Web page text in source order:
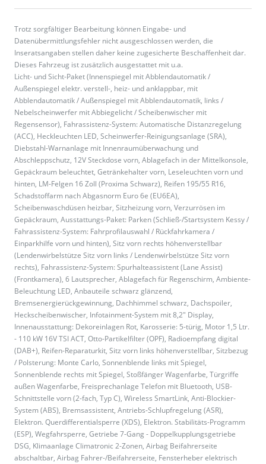
Trotz sorgfältiger Bearbeitung können Eingabe- und
Datenübermittlungsfehler nicht ausgeschlossen werden, die
Inseratsangaben stellen daher keine zugesicherte Beschaffenheit dar.
Dieses Fahrzeug ist zusätzlich ausgestattet mit u.a.
Licht- und Sicht-Paket (Innenspiegel mit Abblendautomatik /
Außenspiegel elektr. verstell-, heiz- und anklappbar, mit
Abblendautomatik / Außenspiegel mit Abblendautomatik, links /
Nebelscheinwerfer mit Abbiegelicht / Scheibenwischer mit
Regensensor), Fahrassistenz-System: Automatische Distanzregelung
(ACC), Heckleuchten LED, Scheinwerfer-Reinigungsanlage (SRA),
Diebstahl-Warnanlage mit Innenraumüberwachung und
Abschleppschutz, 12V Steckdose vorn, Ablagefach in der Mittelkonsole,
Gepäckraum beleuchtet, Getränkehalter vorn, Leseleuchten vorn und
hinten, LM-Felgen 16 Zoll (Proxima Schwarz), Reifen 195/55 R16,
Schadstoffarm nach Abgasnorm Euro 6e (EU6EA),
Scheibenwaschdüsen heizbar, Sitzheizung vorn, Verzurrösen im
Gepäckraum, Ausstattungs-Paket: Parken (Schließ-/Startsystem Kessy /
Fahrassistenz-System: Fahrprofilauswahl / Rückfahrkamera /
Einparkhilfe vorn und hinten), Sitz vorn rechts höhenverstellbar
(Lendenwirbelstütze Sitz vorn links / Lendenwirbelstütze Sitz vorn
rechts), Fahrassistenz-System: Spurhalteassistent (Lane Assist)
(Frontkamera), 6 Lautsprecher, Ablagefach für Regenschirm, Ambiente-
Beleuchtung LED, Anbauteile schwarz glänzend,
Bremsenergierückgewinnung, Dachhimmel schwarz, Dachspoiler,
Heckscheibenwischer, Infotainment-System mit 8,2" Display,
Innenausstattung: Dekoreinlagen Rot, Karosserie: 5-türig, Motor 1,5 Ltr.
- 110 kW 16V TSI ACT, Otto-Partikelfilter (OPF), Radioempfang digital
(DAB+), Reifen-Reparaturkit, Sitz vorn links höhenverstellbar, Sitzbezug
/ Polsterung: Monte Carlo, Sonnenblende links mit Spiegel,
Sonnenblende rechts mit Spiegel, Stoßfänger Wagenfarbe, Türgriffe
außen Wagenfarbe, Freisprechanlage Telefon mit Bluetooth, USB-
Schnittstelle vorn (2-fach, Typ C), Wireless SmartLink, Anti-Blockier-
System (ABS), Bremsassistent, Antriebs-Schlupfregelung (ASR),
Elektron. Querdifferentialsperre (XDS), Elektron. Stabilitäts-Programm
(ESP), Wegfahrsperre, Getriebe 7-Gang - Doppelkupplungsgetriebe
DSG, Klimaanlage Climatronic 2-Zonen, Airbag Beifahrerseite
abschaltbar, Airbag Fahrer-/Beifahrerseite, Fensterheber elektrisch